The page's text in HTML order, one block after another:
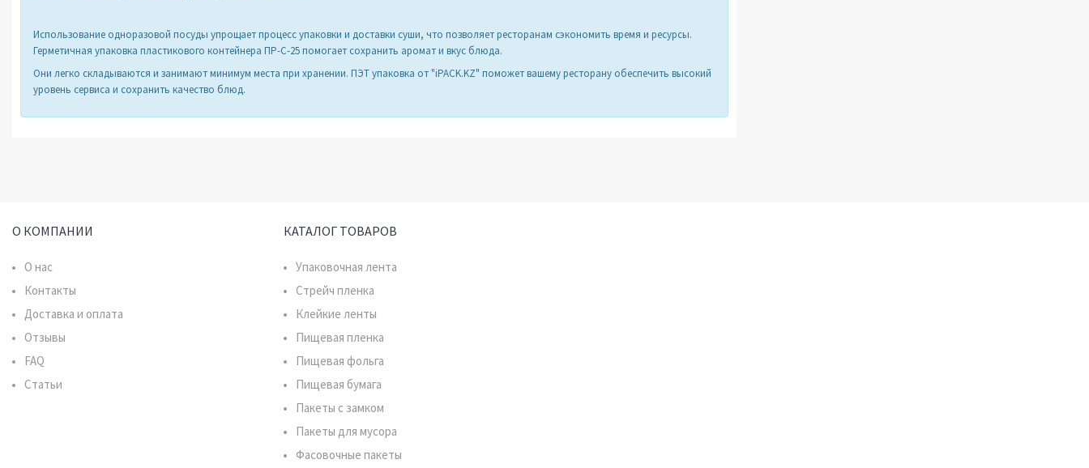
Использование одноразовой посуды упрощает процесс упаковки и доставки суши, что позволяет ресторанам сэкономить время и ресурсы.
Герметичная упаковка пластикового контейнера ПР-С-25 помогает сохранить аромат и вкус блюда.
Они легко складываются и занимают минимум места при хранении. ПЭТ упаковка от "iPACK.KZ" поможет вашему ресторану обеспечить высокий
уровень сервиса и сохранить качество блюд.
О КОМПАНИИ
О нас
Контакты
Доставка и оплата
Отзывы
FAQ
Статьи
КАТАЛОГ ТОВАРОВ
Упаковочная лента
Стрейч пленка
Клейкие ленты
Пищевая пленка
Пищевая фольга
Пищевая бумага
Пакеты с замком
Пакеты для мусора
Фасовочные пакеты